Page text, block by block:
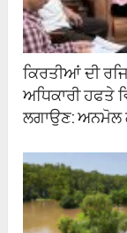
ਕਿਰਤੀਆਂ ਦੀ
ਅਧਿਕਾਰੀ ਹਫਤੇ
ਲਗਾਉਣ: ਅਨਮੋਲ